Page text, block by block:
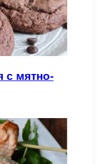
с мятно-